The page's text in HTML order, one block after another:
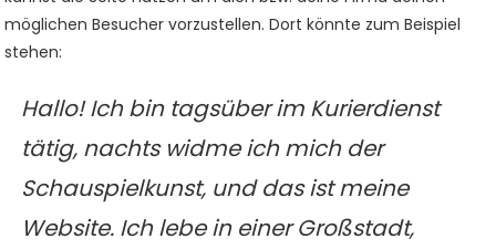
möglichen Besucher vorzustellen. Dort könnte zum Beispiel
stehen:
Hallo! Ich bin tagsüber im Kurierdienst
tätig, nachts widme ich mich der
Schauspielkunst, und das ist meine
Website. Ich lebe in einer Großstadt,